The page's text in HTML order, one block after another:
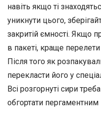
навіть якщо ті
уникнути цього,
закритій ємності. Якщо
в пакеті, краще
Після того як
перекласти його у
Всі розгорнуті сири
обгортати